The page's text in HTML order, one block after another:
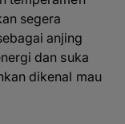
segera
anjing
dan suka
dikenal mau